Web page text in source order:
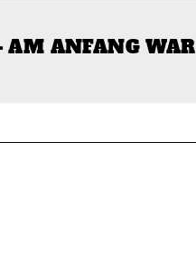
AM ANFANG WAR